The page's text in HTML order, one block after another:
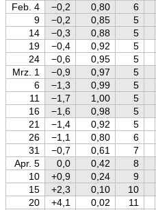
Feb. 4
−0,2 0,80 6
9
−0,2 0,85 5
14
−0,3 0,88 5
19
−0,4 0,92 5
24
−0,6 0,95 5
Mrz. 1
−0,9 0,97 5
6
−1,3 0,99 5
11
−1,7 1,00 5
16
−1,6 0,98 5
21
−1,4 0,92 5
26
−1,1 0,80 6
31
−0,7 0,61 7
Apr. 5
0,0 0,42 8
10
+0,9 0,24 9
15
+2,3 0,10 10
20
+4,1 0,02 11